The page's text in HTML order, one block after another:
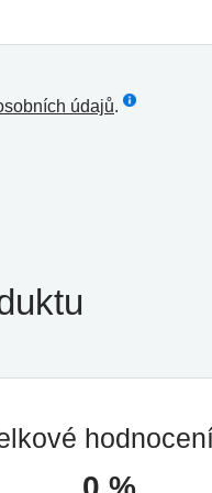
údajů.